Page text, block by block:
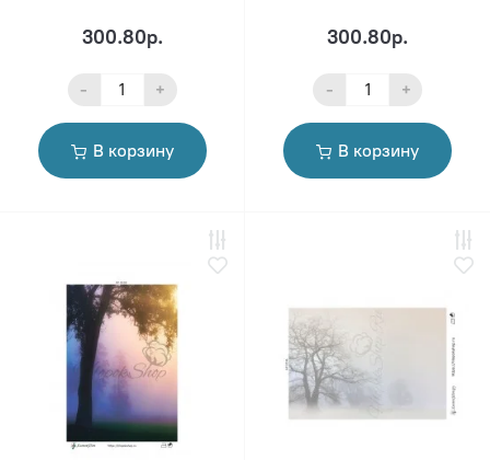
300.80р.
- +
В корзину
300.80р.
- +
В корзину